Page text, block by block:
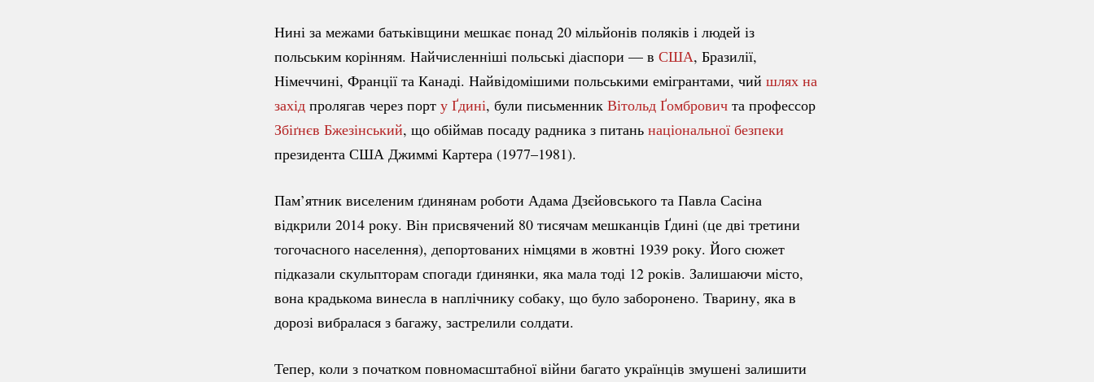
Нині за межами батьківщини мешкає понад 20 мільйонів поляків і людей із
польським корінням. Найчисленніші польські діаспори — в США, Бразилії,
Німеччині, Франції та Канаді. Найвідомішими польськими емігрантами, чий шлях на
захід пролягав через порт у Ґдині, були письменник Вітольд Ґомбрович та профессор
Збіґнєв Бжезінський, що обіймав посаду радника з питань національної безпеки
президента США Джиммі Картера (1977–1981).
Пам’ятник виселеним ґдинянам роботи Адама Дзєйовського та Павла Сасіна
відкрили 2014 року. Він присвячений 80 тисячам мешканців Ґдині (це дві третини
тогочасного населення), депортованих німцями в жовтні 1939 року. Його сюжет
підказали скульпторам спогади ґдинянки, яка мала тоді 12 років. Залишаючи місто,
вона крадькома винесла в наплічнику собаку, що було заборонено. Тварину, яка в
дорозі вибралася з багажу, застрелили солдати.
Тепер, коли з початком повномасштабної війни багато українців змушені залишити